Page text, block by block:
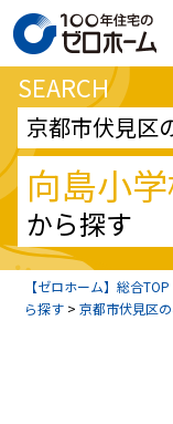
SEARCH
京都市伏見区
向島小
から探す
【ゼロホーム】総合TOP
ら探す >京都市伏見区